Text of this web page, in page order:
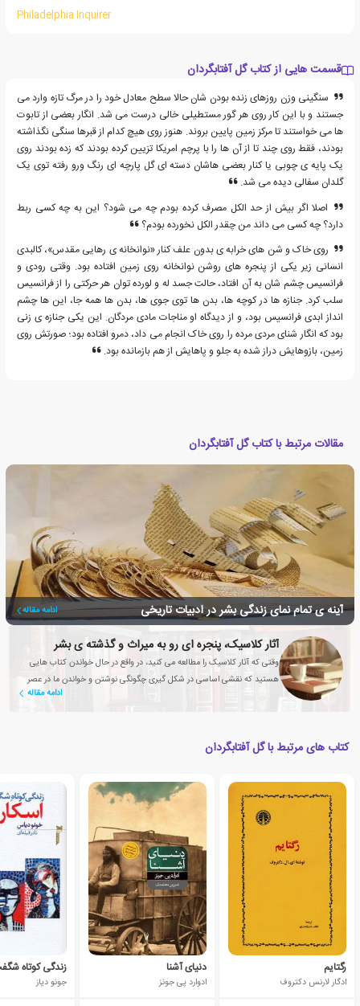
Philadelphia Inquirer
قسمت هایی از کتاب گل آفتابگردان
سنگینی وزن روزهای زنده بودن شان حالا سطح معادل خود را در مرگ تازه وارد می
جستند و با این کار روی هر گور مستطیلی خالی درست می شد. انگار بعضی از تابوت
ها می خواستند تا مرکز زمین پایین بروند. هنوز روی هیچ کدام از قبرها سنگی نگذاشته
بودند، فقط روی چند تا از آن ها را با پرچم امریکا تزیین کرده بودند که زده بودند روی
یک پایه ی چوبی یا کنار بعضی هاشان دسته ای گل پارچه ای رنگ ورو رفته توی یک
گلدان سفالی دیده می شد.
اصلا اگر بیش از حد الکل مصرف کرده بودم چه می شود؟ این به چه کسی ربط
دارد؟ چه کسی می داند من چقدر الکل نخورده بودم؟
روی خاک و شن های خرابه ی بدون علف کنار «نوانخانه ی رهایی مقدس»، کالبدی
انسانی زیر یکی از پنجره های روشن نوانخانه روی زمین افتاده بود. وقتی رودی و
فرانسیس چشم شان به آن افتاد، حالت جسد له و لورده توان هر حرکتی را از فرانسیس
سلب کرد. جنازه ها در کوچه ها، بدن ها توی جوی ها، بدن ها همه جا، این ها چشم
انداز ابدی فرانسیس بود، و از دیدگاه او مناجات مادی مردگان. این یکی جنازه ی زنی
بود که انگار شنای مردی مرده را روی خاک انجام می داد، دمرو افتاده بود؛ صورتش روی
زمین، بازوهایش دراز شده به جلو و پاهایش از هم بازمانده بود.
مقالات مرتبط با کتاب گل آفتابگردان
آینه ی تمام نمای زندگی بشر در ادبیات تاریخی ادامه مقاله
آثار کلاسیک، پنجره ای رو به میراث و گذشته ی بشر
وقتی که آثار کلاسیک را مطالعه می کنید، در واقع در حال خواندن کتاب هایی
هستید که نقشی اساسی در شکل گیری چگونگی نوشتن و خواندن ما در عصر
ادامه مقاله
کتاب های مرتبط با گل آفتابگردان
رگتایم
ادگار لارنس دکتروف
دنیای آشنا
ادوارد پی جونز جونو دیاز